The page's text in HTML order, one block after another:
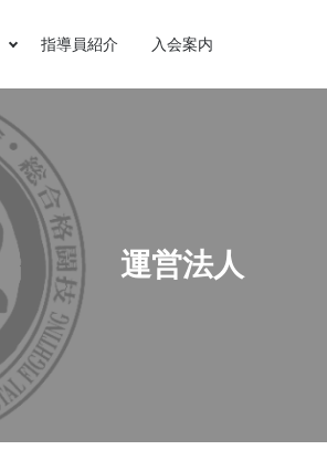
指導員紹介 入会案内
運営法人